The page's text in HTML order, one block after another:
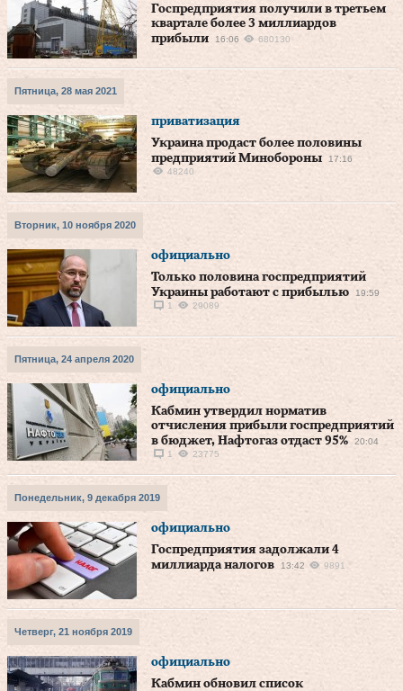
Госпредприятия получили в третьем
квартале более 3 миллиардов
прибыли
16:06 680130
Пятница, 28 мая 2021
приватизация
Украина продаст более половины
предприятий Минобороны
17:16
48240
Вторник, 10 ноября 2020
официально
Только половина госпредприятий
Украины работают с прибылью
19:59
1
29089
Пятница, 24 апреля 2020
официально
Кабмин утвердил норматив
отчисления прибыли госпредприятий
в бюджет, Нафтогаз отдаст 95%
20:04
1
23775
Понедельник, 9 декабря 2019
официально
Госпредприятия задолжали 4
миллиарда налогов
13:42 9891
Четверг, 21 ноября 2019
официально
Кабмин обновил список